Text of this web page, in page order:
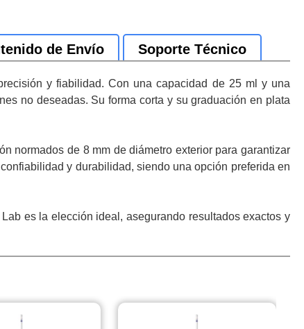
de Envío Soporte Técnico
y fiabilidad. Con una capacidad de 25 ml y una
no deseadas. Su forma corta y su graduación en plata
normados de 8 mm de diámetro exterior para garantizar
y durabilidad, siendo una opción preferida en
es la elección ideal, asegurando resultados exactos y